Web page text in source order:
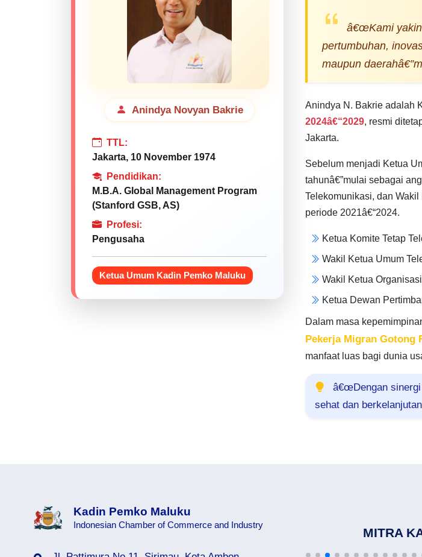
Anindya Novyan Bakrie
TTL:
Jakarta, 10 November 1974
Pendidikan:
M.B.A. Global Management Program
(Stanford GSB, AS)
Profesi:
Pengusaha
Ketua Umum Kadin Pemko Maluku
â€œKami
pertumbuhan,
maupun
Anindya N. Bakrie adalah
2024â€“2029, resmi
Jakarta.
Sebelum menjadi Ketua
tahunâ€”mulai sebagai
Telekomunikasi, dan
periode 2021â€“2024.
Ketua Komite Tetap
Wakil Ketua Umum
Wakil Ketua
Ketua Dewan
Dalam masa
Pekerja Migran Gotong
manfaat luas bagi dunia
â€œDengan
sehat dan
Kadin Pemko Maluku
Indonesian Chamber of Commerce and Industry
MITRA